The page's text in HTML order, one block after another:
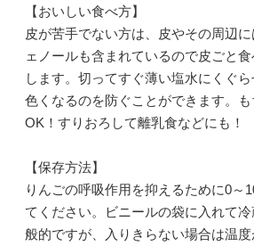
【おいしい食べ方】
皮が苦手でない方は、皮やその周辺
ェノールも含まれているので皮ごと
します。切ってすぐ薄い塩水にくぐ
色くなるのを防ぐことができます。
OK！すりおろして離乳食などにも！
【保存方法】
りんごの呼吸作用を抑えるために0～
てください。ビニールの袋に入れて
般的ですが、入りきらない場合は温